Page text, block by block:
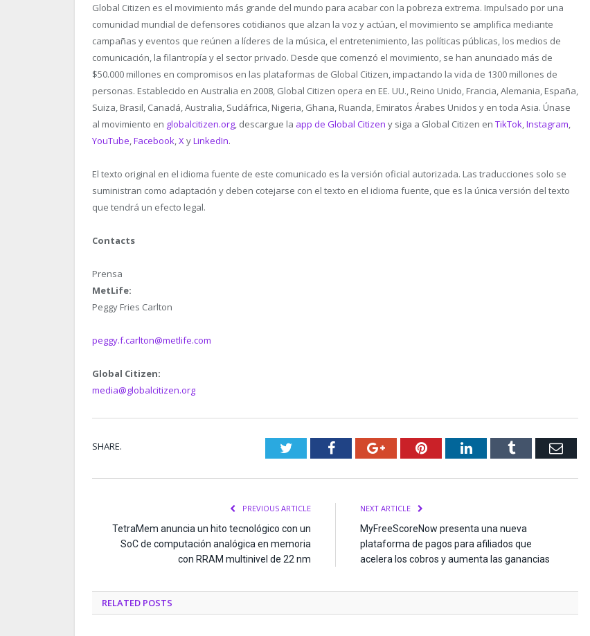
Global Citizen es el movimiento más grande del mundo para acabar con la pobreza extrema. Impulsado por una
comunidad mundial de defensores cotidianos que alzan la voz y actúan, el movimiento se amplifica mediante
campañas y eventos que reúnen a líderes de la música, el entretenimiento, las políticas públicas, los medios de
comunicación, la filantropía y el sector privado. Desde que comenzó el movimiento, se han anunciado más de
$50.000 millones en compromisos en las plataformas de Global Citizen, impactando la vida de 1300 millones de
personas. Establecido en Australia en 2008, Global Citizen opera en EE. UU., Reino Unido, Francia, Alemania, España,
Suiza, Brasil, Canadá, Australia, Sudáfrica, Nigeria, Ghana, Ruanda, Emiratos Árabes Unidos y en toda Asia. Únase
al movimiento en globalcitizen.org, descargue la app de Global Citizen y siga a Global Citizen en TikTok,Instagram,
YouTube,Facebook,XyLinkedIn.
El texto original en el idioma fuente de este comunicado es la versión oficial autorizada. Las traducciones solo se
suministran como adaptación y deben cotejarse con el texto en el idioma fuente, que es la única versión del texto
que tendrá un efecto legal.
Contacts
Prensa
MetLife:
Peggy Fries Carlton
peggy.f.carlton@metlife.com
Global Citizen:
media@globalcitizen.org
SHARE. TwitterFacebookGoogle+PinterestLinkedInTumblr Email
PREVIOUS ARTICLE
TetraMem anuncia un hito tecnológico con un
SoC de computación analógica en memoria
con RRAM multinivel de 22 nm
NEXT ARTICLE
MyFreeScoreNow presenta una nueva
plataforma de pagos para afiliados que
acelera los cobros y aumenta las ganancias
RELATED POSTS